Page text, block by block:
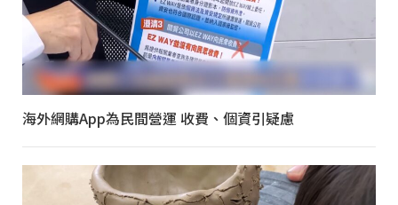
海外網購App為民間營運 收費、個資引疑慮